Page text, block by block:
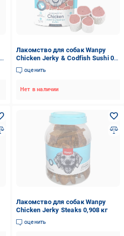
Лакомство для собак Wanpy
Chicken Jerky & Codfish Sushi 0,1
кг
оценить
Нет в наличии
Лакомство для собак Wanpy
Chicken Jerky Steaks 0,908 кг
оценить